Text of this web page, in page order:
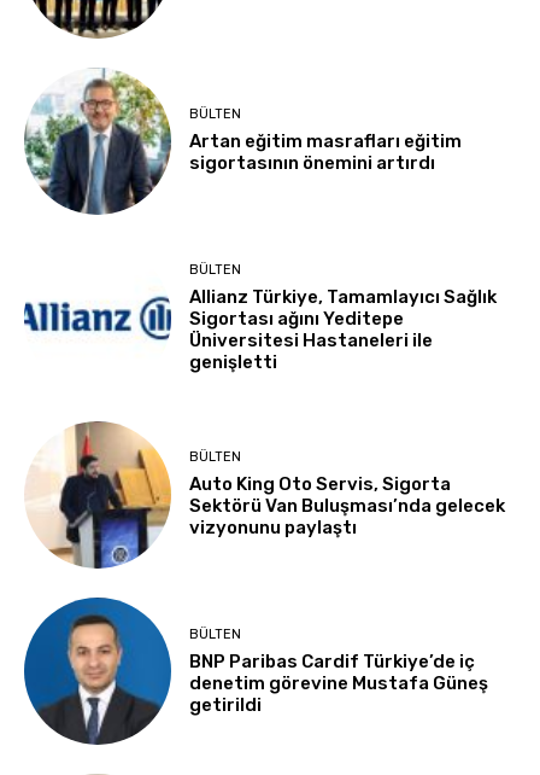
BÜLTEN
Artan eğitim masrafları eğitim
sigortasının önemini artırdı
BÜLTEN
Allianz Türkiye, Tamamlayıcı Sağlık
Sigortası ağını Yeditepe
Üniversitesi Hastaneleri ile
genişletti
BÜLTEN
Auto King Oto Servis, Sigorta
Sektörü Van Buluşması’nda gelecek
vizyonunu paylaştı
BÜLTEN
BNP Paribas Cardif Türkiye’de iç
denetim görevine Mustafa Güneş
getirildi